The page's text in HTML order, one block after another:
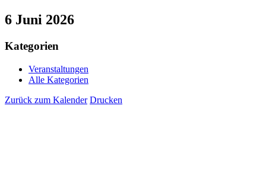
6 Juni 2026
Kategorien
Veranstaltungen
Alle Kategorien
Zurück zum Kalender Drucken